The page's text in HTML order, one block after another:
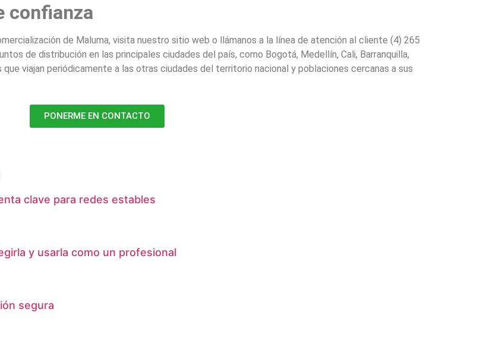
confianza
de Maluma, visita nuestro sitio web o llámanos a la línea de atención al cliente (4) 265
de distribución en las principales ciudades del país, como Bogotá, Medellín, Cali, Barranquilla,
viajan periódicamente a las otras ciudades del territorio nacional y poblaciones cercanas a sus
PONERME EN CONTACTO
clave para redes estables
y usarla como un profesional
segura